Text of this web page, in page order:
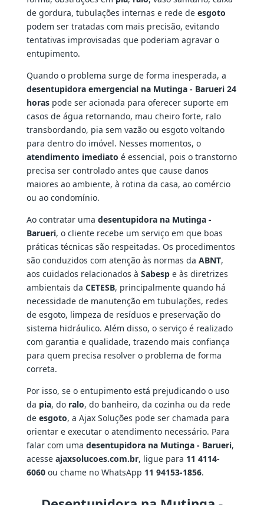
de gordura, tubulações internas e rede de esgoto
podem ser tratadas com mais precisão, evitando
tentativas improvisadas que poderiam agravar o
entupimento.
Quando o problema surge de forma inesperada, a
desentupidora emergencial na Mutinga - Barueri 24
horaspode ser acionada para oferecer suporte em
casos de água retornando, mau cheiro forte, ralo
transbordando, pia sem vazão ou esgoto voltando
para dentro do imóvel. Nesses momentos, o
atendimento imediato é essencial, pois o transtorno
precisa ser controlado antes que cause danos
maiores ao ambiente, à rotina da casa, ao comércio
ou ao condomínio.
Ao contratar uma desentupidora na Mutinga -
Barueri, o cliente recebe um serviço em que boas
práticas técnicas são respeitadas. Os procedimentos
são conduzidos com atenção às normas da ABNT,
aos cuidados relacionados à Sabespe às diretrizes
ambientais da CETESB, principalmente quando há
necessidade de manutenção em tubulações, redes
de esgoto, limpeza de resíduos e preservação do
sistema hidráulico. Além disso, o serviço é realizado
com garantia e qualidade, trazendo mais confiança
para quem precisa resolver o problema de forma
correta.
Por isso, se o entupimento está prejudicando o uso
da pia, do ralo, do banheiro, da cozinha ou da rede
de esgoto, a Ajax Soluções pode ser chamada para
orientar e executar o atendimento necessário. Para
falar com uma desentupidora na Mutinga - Barueri,
acesse ajaxsolucoes.com.br, ligue para 11 4114-
6060ou chame no WhatsApp 11 94153-1856.